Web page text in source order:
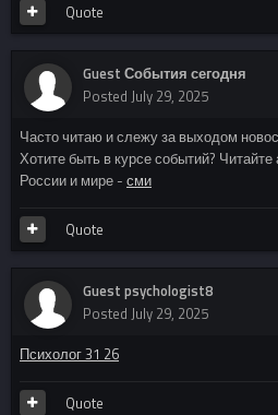
Quote
Guest События сегодня
Posted July 29, 2025
Часто читаю и слежу за выходом
Хотите быть в курсе событий?
России и мире - сми
Quote
Guest psychologist8
Posted July 29, 2025
Психолог 31 26
Quote